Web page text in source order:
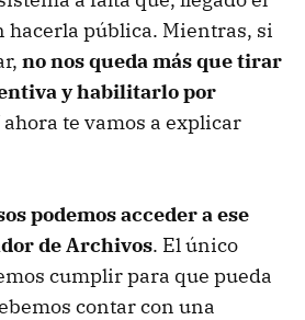
hacerla pública. Mientras, si
no nos queda más que tirar
y habilitarlo por
ahora te vamos a explicar
podemos acceder a ese
de Archivos. El único
cumplir para que pueda
contar con una